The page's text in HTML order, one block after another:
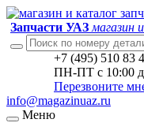
Запчасти УАЗ магазин
+7 (495) 510 83
ПН-ПТ с 10:00
Перезвоните
info@magazinuaz.ru
Меню